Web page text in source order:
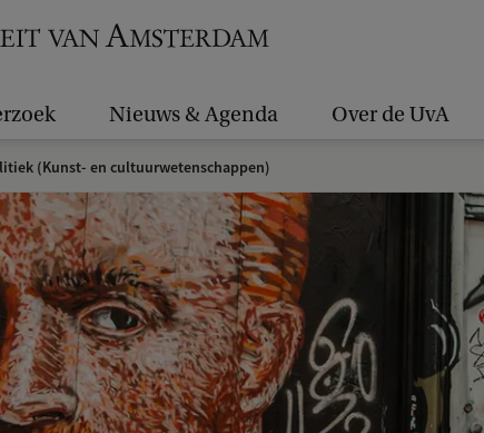
Nieuws & Agenda Over de UvA
(Kunst- en cultuurwetenschappen)